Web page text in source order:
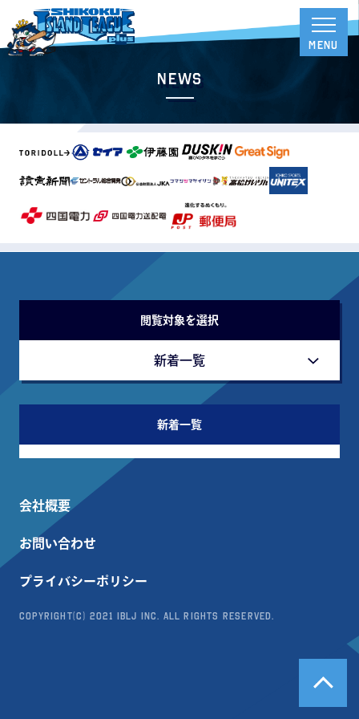
News
閲覧対象を選択
新着一覧
新着一覧
会社概要
お問い合わせ
プライバシーポリシー
Copyright(c) 2021 IBLJ Inc. All Rights Reserved.